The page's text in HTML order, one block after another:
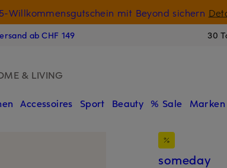
Willkommensgutschein mit Beyond sichern
ab CHF 149 30
& LIVING
Accessoires Sport Beauty % Sale Marken
someday